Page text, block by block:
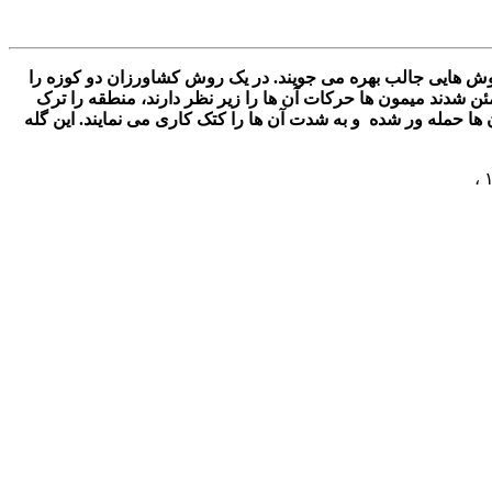
هایی جالب بهره می جویند. در یک روش کشاورزان دو کوزه را
میمون ها حرکات آن ها را زیر نظر دارند، منطقه را ترک
حمله ور شده و به شدت آن ها را کتک کاری می نمایند. این گله